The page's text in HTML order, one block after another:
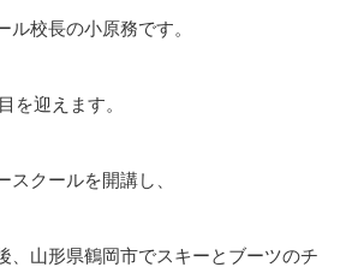
校長の小原務です。
を迎えます。
クールを開講し、
、山形県鶴岡市でスキーとブーツのチ